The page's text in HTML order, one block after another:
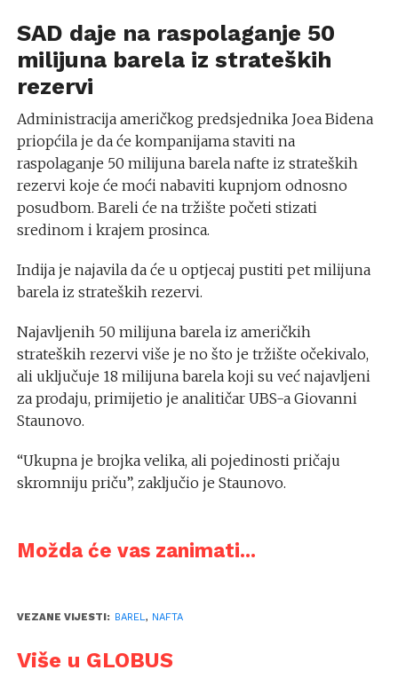
SAD daje na raspolaganje 50
milijuna barela iz strateških
rezervi
Administracija američkog predsjednika Joea Bidena
priopćila je da će kompanijama staviti na
raspolaganje 50 milijuna barela nafte iz strateških
rezervi koje će moći nabaviti kupnjom odnosno
posudbom. Bareli će na tržište početi stizati
sredinom i krajem prosinca.
Indija je najavila da će u optjecaj pustiti pet milijuna
barela iz strateških rezervi.
Najavljenih 50 milijuna barela iz američkih
strateških rezervi više je no što je tržište očekivalo,
ali uključuje 18 milijuna barela koji su već najavljeni
za prodaju, primijetio je analitičar UBS-a Giovanni
Staunovo.
“Ukupna je brojka velika, ali pojedinosti pričaju
skromniju priču”, zaključio je Staunovo.
Možda će vas zanimati...
VEZANE VIJESTI: BAREL, NAFTA
Više u GLOBUS